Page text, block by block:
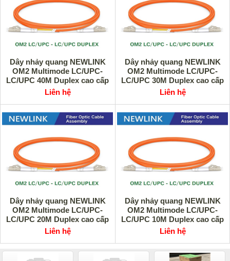
Dây nhảy quang NEWLINK
OM2 Multimode LC/UPC-
LC/UPC 40M Duplex cao cấp
Liên hệ
Dây nhảy quang NEWLINK
OM2 Multimode LC/UPC-
LC/UPC 30M Duplex cao cấp
Liên hệ
Dây nhảy quang NEWLINK
OM2 Multimode LC/UPC-
LC/UPC 20M Duplex cao cấp
Liên hệ
Dây nhảy quang NEWLINK
OM2 Multimode LC/UPC-
LC/UPC 10M Duplex cao cấp
Liên hệ